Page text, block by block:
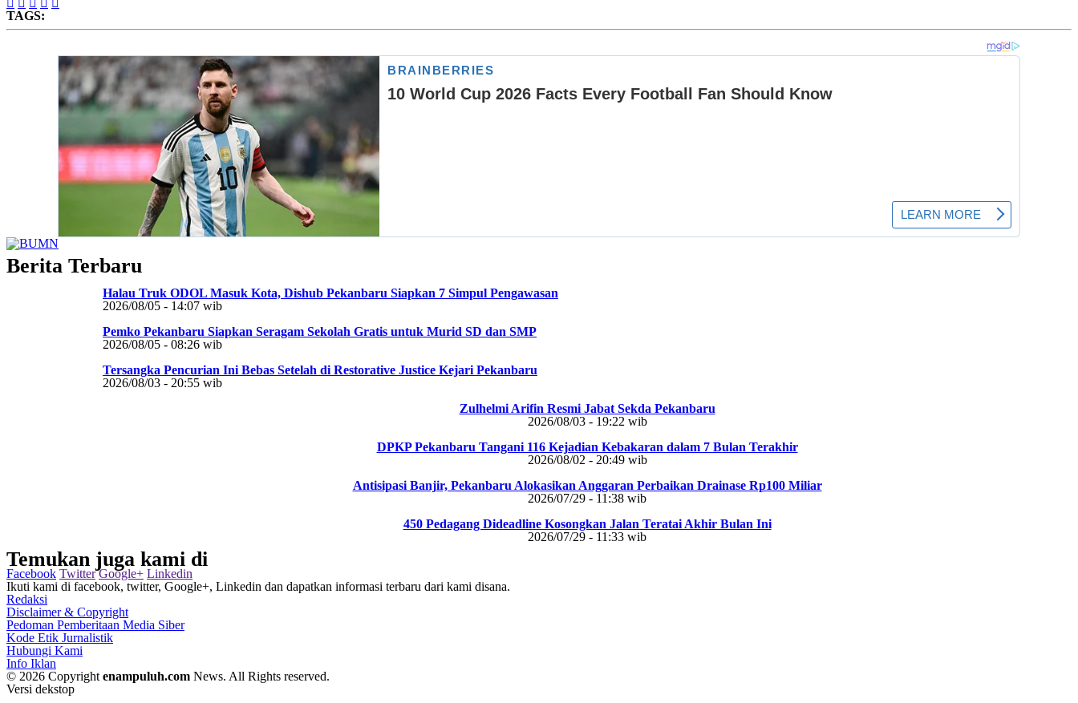
    
TAGS:
Berita Terbaru
Halau Truk ODOL Masuk Kota, Dishub Pekanbaru Siapkan 7 Simpul Pengawasan
2026/08/05 - 14:07 wib
Pemko Pekanbaru Siapkan Seragam Sekolah Gratis untuk Murid SD dan SMP
2026/08/05 - 08:26 wib
Tersangka Pencurian Ini Bebas Setelah di Restorative Justice Kejari Pekanbaru
2026/08/03 - 20:55 wib
Zulhelmi Arifin Resmi Jabat Sekda Pekanbaru
2026/08/03 - 19:22 wib
DPKP Pekanbaru Tangani 116 Kejadian Kebakaran dalam 7 Bulan Terakhir
2026/08/02 - 20:49 wib
Antisipasi Banjir, Pekanbaru Alokasikan Anggaran Perbaikan Drainase Rp100 Miliar
2026/07/29 - 11:38 wib
450 Pedagang Dideadline Kosongkan Jalan Teratai Akhir Bulan Ini
2026/07/29 - 11:33 wib
Temukan juga kami di
Facebook Twitter Google+ Linkedin
Ikuti kami di facebook, twitter, Google+, Linkedin dan dapatkan informasi terbaru dari kami disana.
Redaksi
Disclaimer & Copyright
Pedoman Pemberitaan Media Siber
Kode Etik Jurnalistik
Hubungi Kami
Info Iklan
© 2026 Copyright enampuluh.com News. All Rights reserved.
Versi dekstop